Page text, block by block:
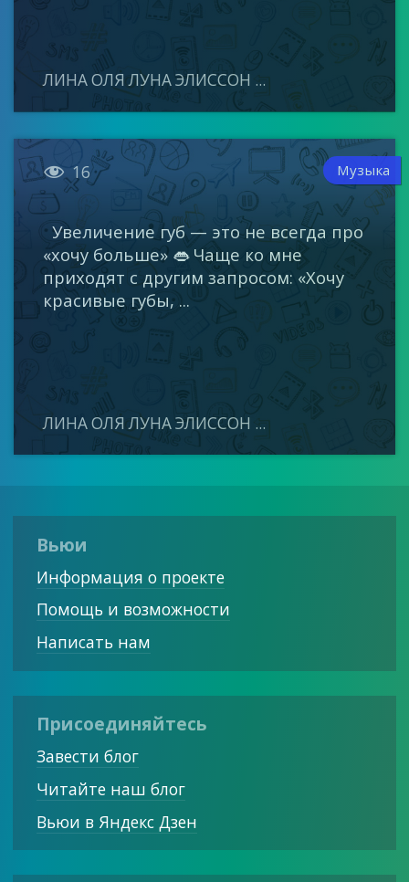
ЛИНА ОЛЯ ЛУНА ЭЛИССОН ...
 16 Музыка
Увеличение губ — это не всегда про
«хочу больше» 👄 Чаще ко мне
приходят с другим запросом: «Хочу
красивые губы, ...
ЛИНА ОЛЯ ЛУНА ЭЛИССОН ...
Вьюи
Информация о проекте
Помощь и возможности
Написать нам
Присоединяйтесь
Завести блог
Читайте наш блог
Вьюи в Яндекс Дзен